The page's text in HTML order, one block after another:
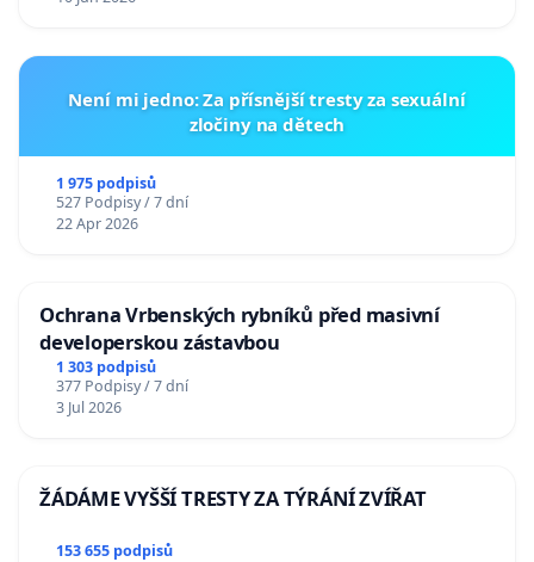
Není mi jedno: Za přísnější tresty za sexuální
zločiny na dětech
1 975 podpisů
527 Podpisy / 7 dní
22 Apr 2026
Ochrana Vrbenských rybníků před masivní
developerskou zástavbou
1 303 podpisů
377 Podpisy / 7 dní
3 Jul 2026
ŽÁDÁME VYŠŠÍ TRESTY ZA TÝRÁNÍ ZVÍŘAT
153 655 podpisů